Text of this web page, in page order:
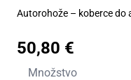
Autorohože – koberce do
50,80 €
Množstvo
množstvo